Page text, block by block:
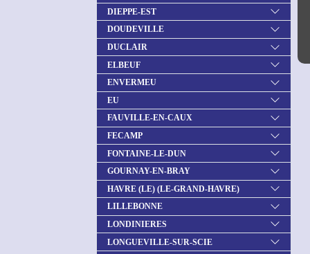
DIEPPE-EST
DOUDEVILLE
DUCLAIR
ELBEUF
ENVERMEU
EU
FAUVILLE-EN-CAUX
FECAMP
FONTAINE-LE-DUN
GOURNAY-EN-BRAY
HAVRE (LE) (LE-GRAND-HAVRE)
LILLEBONNE
LONDINIERES
LONGUEVILLE-SUR-SCIE